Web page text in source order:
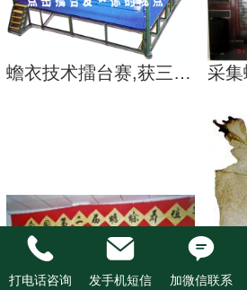
蟾衣技术擂台赛,获三个第一
打电话咨询 发手机短信 加微信联系